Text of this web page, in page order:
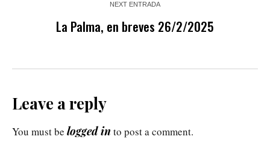
NEXT ENTRADA
La Palma, en breves 26/2/2025
Leave a reply
You must be logged in to post a comment.